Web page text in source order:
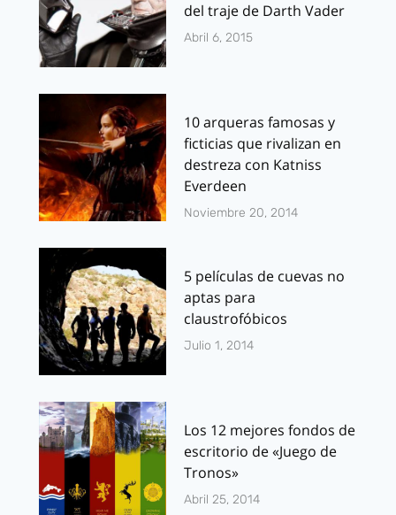
del traje de Darth Vader
Abril 6, 2015
10 arqueras famosas y
ficticias que rivalizan en
destreza con Katniss
Everdeen
Noviembre 20, 2014
5 películas de cuevas no
aptas para
claustrofóbicos
Julio 1, 2014
Los 12 mejores fondos de
escritorio de «Juego de
Tronos»
Abril 25, 2014